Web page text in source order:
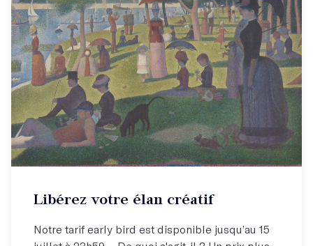
Libérez votre élan créatif
Notre tarif early bird est disponible jusqu’au 15